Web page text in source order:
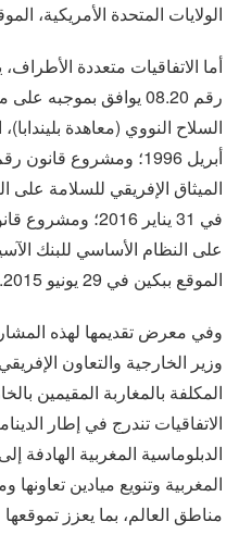
الولايات المتحدة الأمريكية،
أما الاتفاقيات متعددة
رقم 08.20 يوافق
الميثاق الإفريقي للسلامة على
على النظام الأساسي للبنك
الموقع ببكين في 29 يونيو 2015.
وفي معرض تقديمها لهذه
وزير الخارجية والتعاون
المكلفة بالمغاربة المقيمين
الاتفاقيات تندرج في إطار
الدبلوماسية المغربية الهادفة
المغربية وتنويع ميادين
مناطق العالم، بما يعزز